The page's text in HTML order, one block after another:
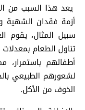
يعد هذا السبب من
أزمة فقدان الشهية
سبيل المثال، يقوم
تناول الطعام
أطفالهم
لشعورهم الطبيعي
الخوف من الأكل.